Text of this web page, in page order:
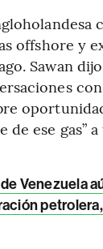
offshore y
Sawan
ese gas”
Venezuela